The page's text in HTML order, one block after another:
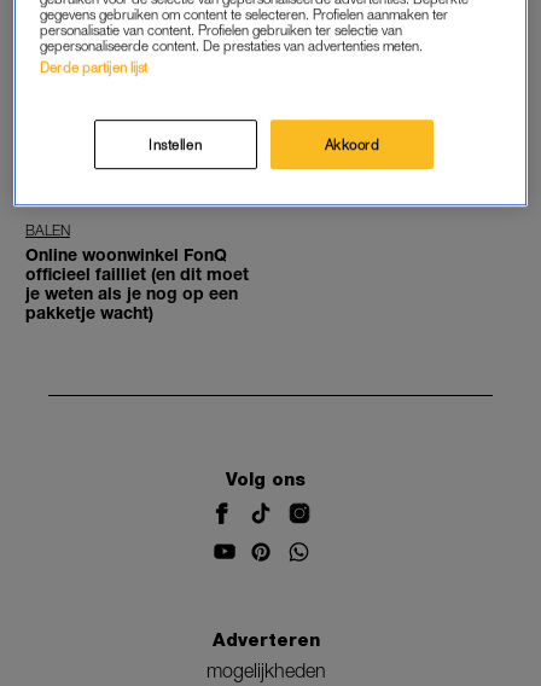
datalek: 'Regels niet
overtreden'
Matthijs van Nieuwkerk
belandt kortstondig in
ziekenhuis: 'Leuk is anders'
Jan Versteegh loopt
blessure op vlak voor
marathon Rotterdam:
'Maanden getraind voor
BALEN
Online woonwinkel FonQ
officieel failliet (en dit moet
je weten als je nog op een
pakketje wacht)
Volg ons
Adverteren
mogelijkheden
gegevens gebruiken om content te selecteren. Profielen aanmaken ter
personalisatie van content. Profielen gebruiken ter selectie van
gepersonaliseerde content. De prestaties van advertenties meten.
Derde partijen lijst
Instellen Akkoord